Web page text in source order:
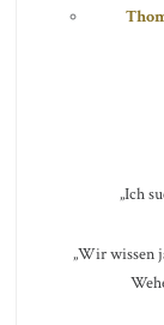
„Ich
„Wir wissen